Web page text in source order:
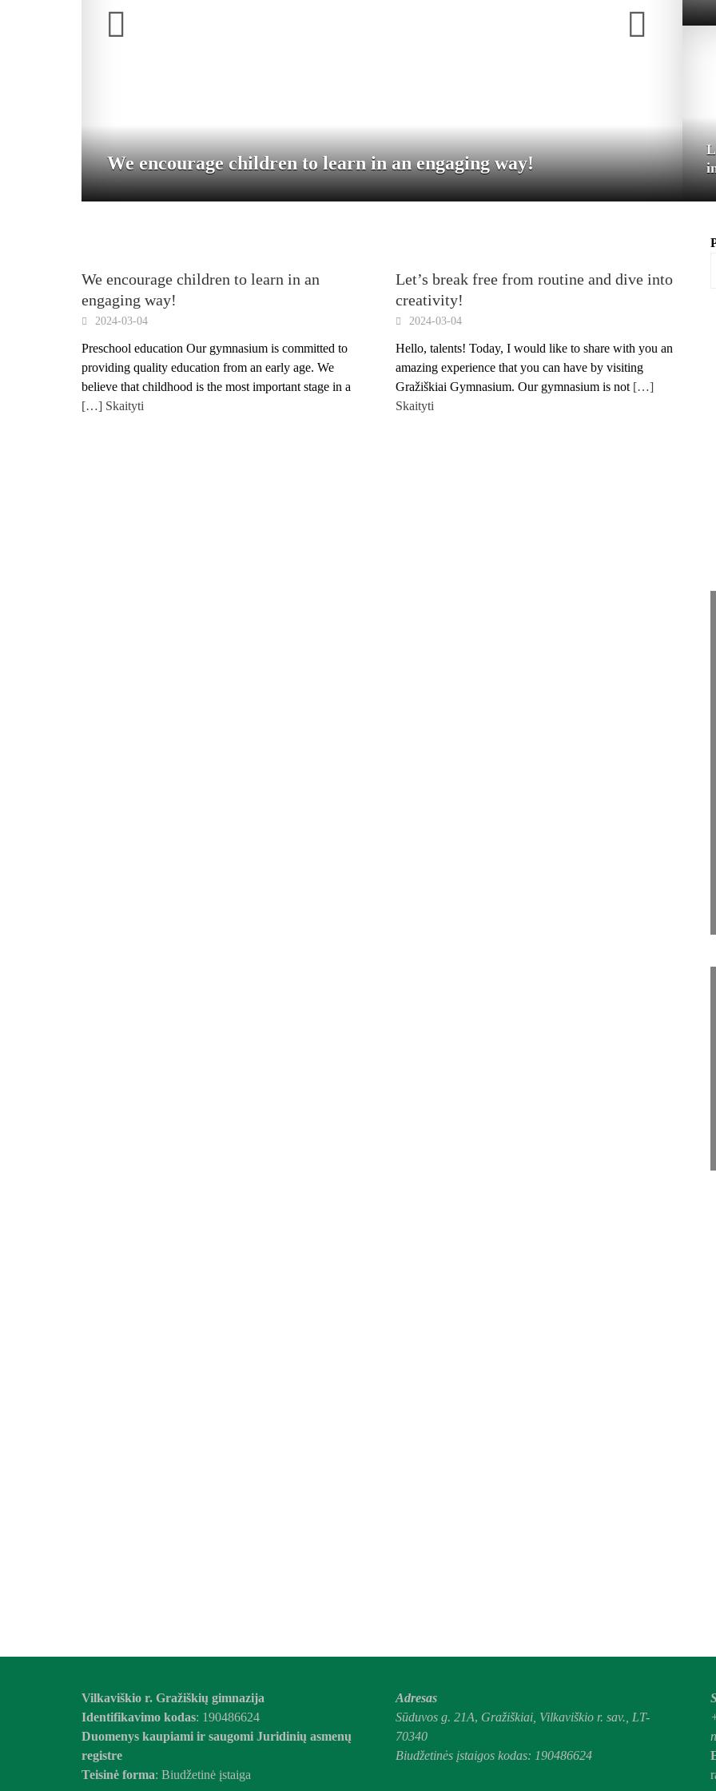
We encourage children to learn in an engaging way!
We encourage children to learn in an
engaging way!
2024-03-04
Preschool education Our gymnasium is committed to
providing quality education from an early age. We
believe that childhood is the most important stage in a
[…] Skaityti
Let’s break free from routine and dive into
creativity!
2024-03-04
Hello, talents! Today, I would like to share with you an
amazing experience that you can have by visiting
Gražiškiai Gymnasium. Our gymnasium is not […]
Skaityti
Vilkaviškio r. Gražiškių gimnazija
Identifikavimo kodas: 190486624
Duomenys kaupiami ir saugomi Juridinių asmenų
registre
Teisinė forma: Biudžetinė įstaiga
Adresas
Sūduvos g. 21A, Gražiškiai, Vilkaviškio r. sav., LT-
70340
Biudžetinės įstaigos kodas: 190486624